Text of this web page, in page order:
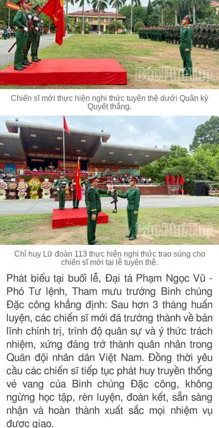
Chiến sĩ mới thực hiện nghi thức tuyên thệ dưới Quân kỳ
Quyết thắng.
Chỉ huy Lữ đoàn 113 thực hiện nghi thức trao súng cho
chiến sĩ mới tại lễ tuyên thệ.
Phát biểu tại buổi lễ, Đại tá Phạm Ngọc Vũ -
Phó Tư lệnh, Tham mưu trưởng Binh chủng
Đặc công khẳng định: Sau hơn 3 tháng huấn
luyện, các chiến sĩ mới đã trưởng thành về bản
lĩnh chính trị, trình độ quân sự và ý thức trách
nhiệm, xứng đáng trở thành quân nhân trong
Quân đội nhân dân Việt Nam. Đồng thời yêu
cầu các chiến sĩ tiếp tục phát huy truyền thống
vẻ vang của Binh chủng Đặc công, không
ngừng học tập, rèn luyện, đoàn kết, sẵn sàng
nhận và hoàn thành xuất sắc mọi nhiệm vụ
được giao.